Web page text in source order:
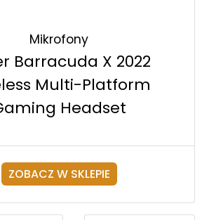
Mikrofony
Barracuda X 2022
Multi-Platform
Headset
ZOBACZ W SKLEPIE